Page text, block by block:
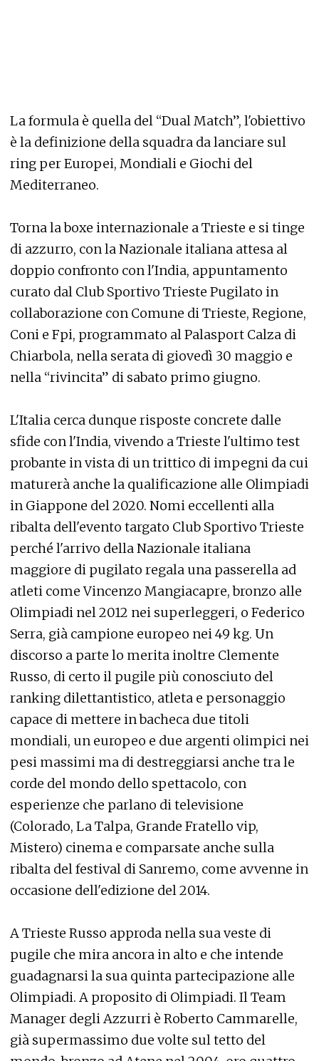
La formula è quella del “Dual Match”, l'obiettivo
è la definizione della squadra da lanciare sul
ring per Europei, Mondiali e Giochi del
Mediterraneo.
Torna la boxe internazionale a Trieste e si tinge
di azzurro, con la Nazionale italiana attesa al
doppio confronto con l'India, appuntamento
curato dal Club Sportivo Trieste Pugilato in
collaborazione con Comune di Trieste, Regione,
Coni e Fpi, programmato al Palasport Calza di
Chiarbola, nella serata di giovedì 30 maggio e
nella “rivincita” di sabato primo giugno.
L'Italia cerca dunque risposte concrete dalle
sfide con l'India, vivendo a Trieste l'ultimo test
probante in vista di un trittico di impegni da cui
maturerà anche la qualificazione alle Olimpiadi
in Giappone del 2020. Nomi eccellenti alla
ribalta dell'evento targato Club Sportivo Trieste
perché l'arrivo della Nazionale italiana
maggiore di pugilato regala una passerella ad
atleti come Vincenzo Mangiacapre, bronzo alle
Olimpiadi nel 2012 nei superleggeri, o Federico
Serra, già campione europeo nei 49 kg. Un
discorso a parte lo merita inoltre Clemente
Russo, di certo il pugile più conosciuto del
ranking dilettantistico, atleta e personaggio
capace di mettere in bacheca due titoli
mondiali, un europeo e due argenti olimpici nei
pesi massimi ma di destreggiarsi anche tra le
corde del mondo dello spettacolo, con
esperienze che parlano di televisione
(Colorado, La Talpa, Grande Fratello vip,
Mistero) cinema e comparsate anche sulla
ribalta del festival di Sanremo, come avvenne in
occasione dell'edizione del 2014.
A Trieste Russo approda nella sua veste di
pugile che mira ancora in alto e che intende
guadagnarsi la sua quinta partecipazione alle
Olimpiadi. A proposito di Olimpiadi. Il Team
Manager degli Azzurri è Roberto Cammarelle,
già supermassimo due volte sul tetto del